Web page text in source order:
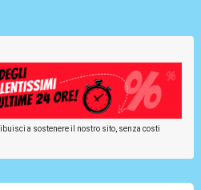
a sostenere il nostro sito, senza costi